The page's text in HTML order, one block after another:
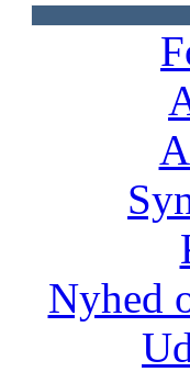
Nyhed